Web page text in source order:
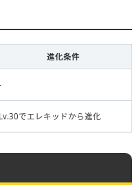
進化条件
Lv.30でエレキッドから進化